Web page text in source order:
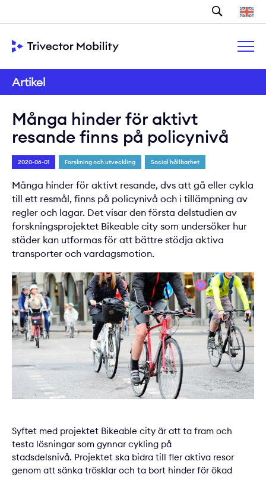
Sök
Artikel
Många hinder för aktivt
resande finns på policynivå
2020-06-01 Forskning och utveckling Social hållbarhet
Många hinder för aktivt resande, dvs att gå eller cykla
till ett resmål, finns på policynivå och i tillämpning av
regler och lagar. Det visar den första delstudien av
forskningsprojektet Bikeable city som undersöker hur
städer kan utformas för att bättre stödja aktiva
transporter och vardagsmotion.
Syftet med projektet Bikeable city är att ta fram och
testa lösningar som gynnar cykling på
stadsdelsnivå. Projektet ska bidra till fler aktiva resor
genom att sänka trösklar och ta bort hinder för ökad